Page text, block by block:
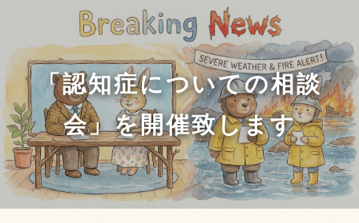
「認知症についての相談
会」を開催致します